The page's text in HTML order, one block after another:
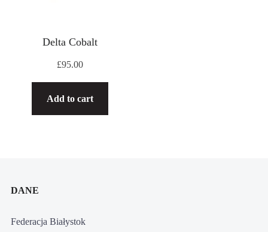
Delta Cobalt
£95.00
Add to cart
DANE
Federacja Białystok